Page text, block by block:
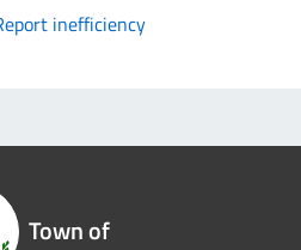
inefficiency
Town of